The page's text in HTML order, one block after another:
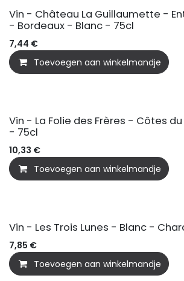
Vin - Château La Guillaumette -
- Bordeaux - Blanc - 75cl
7,44 €
Toevoegen aan winkelmandje
Vin - La Folie des Frères - Côtes
- 75cl
10,33 €
Toevoegen aan winkelmandje
Vin - Les Trois Lunes - Blanc -
7,85 €
Toevoegen aan winkelmandje